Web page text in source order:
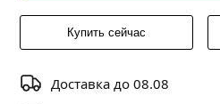
Купить сейчас
Доставка до 08.08